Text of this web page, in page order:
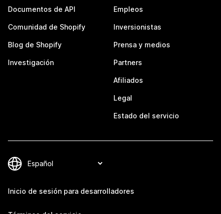
Documentos de API
Comunidad de Shopify
Blog de Shopify
Investigación
Empleos
Inversionistas
Prensa y medios
Partners
Afiliados
Legal
Estado del servicio
Inicio de sesión para desarrolladores